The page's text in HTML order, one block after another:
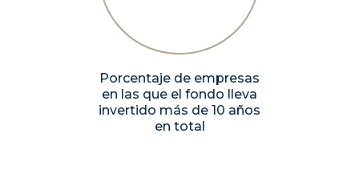
Porcentaje de empresas
en las que el fondo lleva
invertido más de 10 años
en total